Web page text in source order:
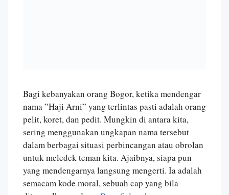
Bagi kebanyakan orang Bogor, ketika mendengar
nama ”Haji Arni” yang terlintas pasti adalah orang
pelit, koret, dan pedit. Mungkin di antara kita,
sering menggunakan ungkapan nama tersebut
dalam berbagai situasi perbincangan atau obrolan
untuk meledek teman kita. Ajaibnya, siapa pun
yang mendengarnya langsung mengerti. Ia adalah
semacam kode moral, sebuah cap yang bila